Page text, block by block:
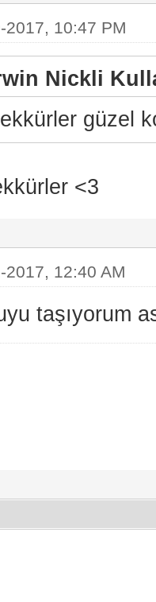
2017, 10:47 PM
Nickli
güzel
<3
2017, 12:40 AM
taşıyorum